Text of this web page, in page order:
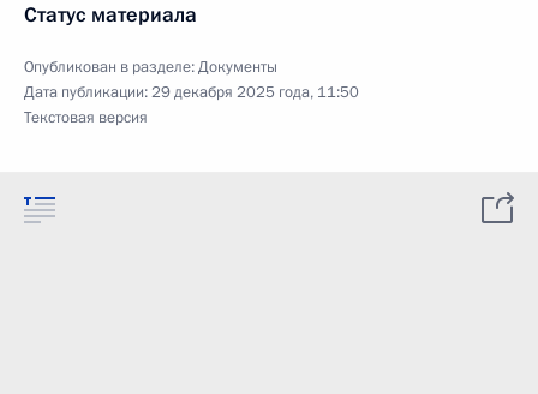
Статус материала
Опубликован в разделе:Документы
Дата публикации:29 декабря 2025 года, 11:50
Текстовая версия